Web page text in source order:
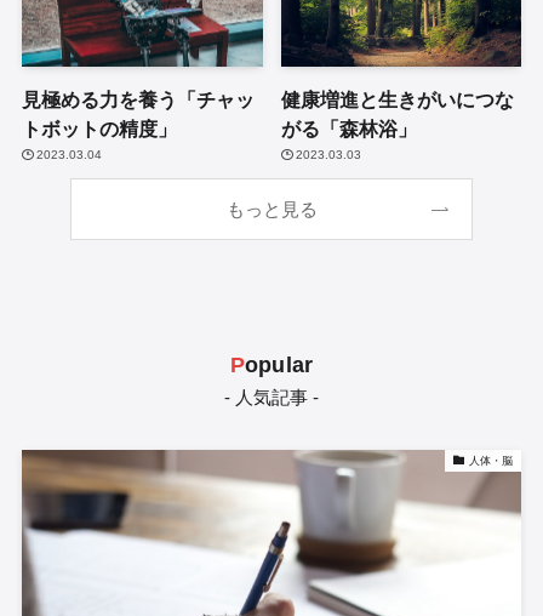
見極める力を養う「チャッ
トボットの精度」
2023.03.04
健康増進と生きがいにつな
がる「森林浴」
2023.03.03
もっと見る
Popular
- 人気記事 -
人体・脳